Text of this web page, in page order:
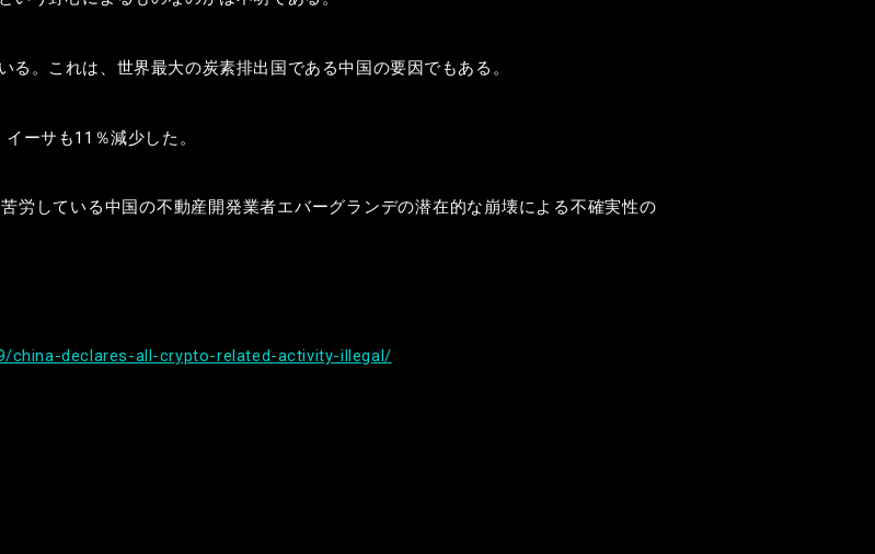
。これは、世界最大の炭素排出国である中国の要因でもある。
ーサも11％減少した。
労している中国の不動産開発業者エバーグランデの潜在的な崩壊による不確実性の
china-declares-all-crypto-related-activity-illegal/